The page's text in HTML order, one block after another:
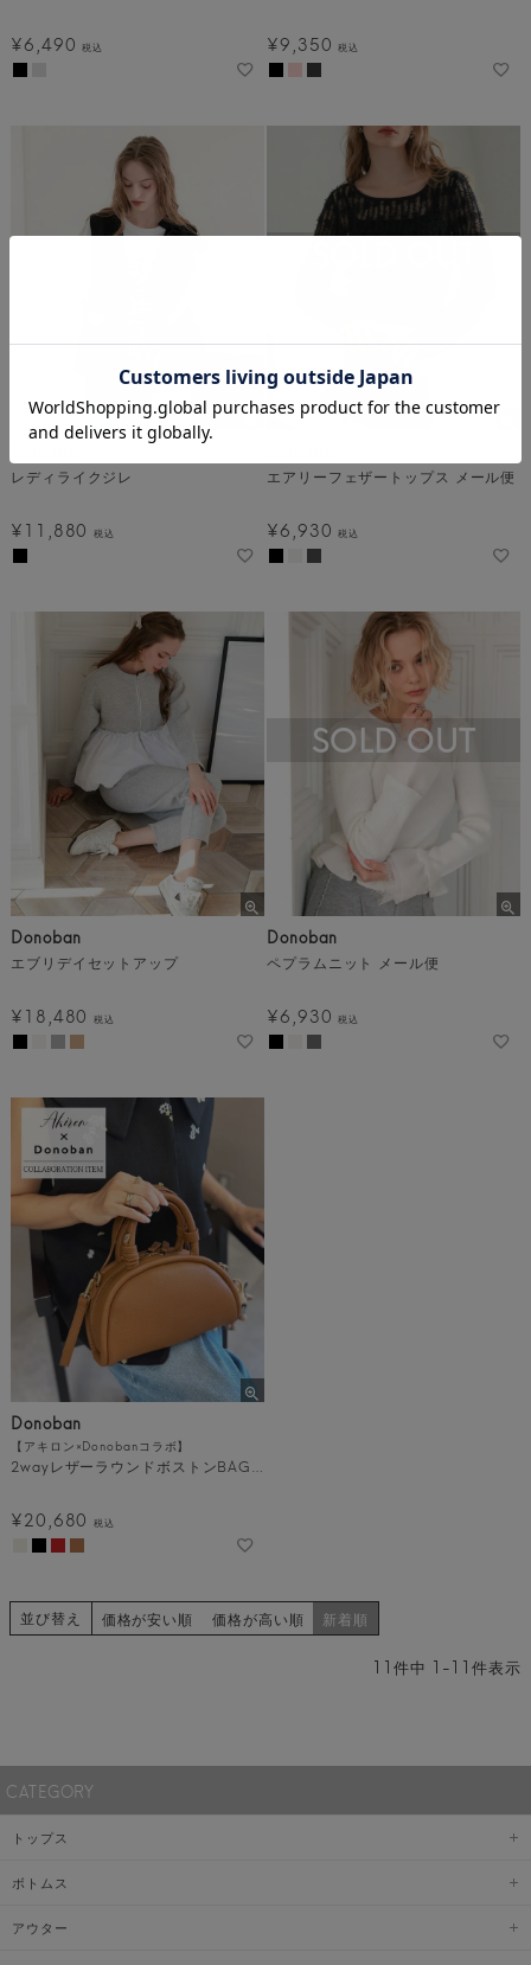
¥6,490 税込 ¥9,350 税込
レディライクジレ
¥11,880 税込
エアリーフェザートップス メール便
¥6,930 税込
SOLD OUT
Donoban
エブリデイセットアップ
¥18,480 税込
Donoban
ペプラムニット メール便
¥6,930 税込
SOLD OUT
Donoban
【アキロン×Donobanコラボ】
¥20,680 税込
並び替え 価格が安い順 価格が高い順 新着順
11 件中 1 -11件表示
CATEGORY
トップス
ボトムス
アウター